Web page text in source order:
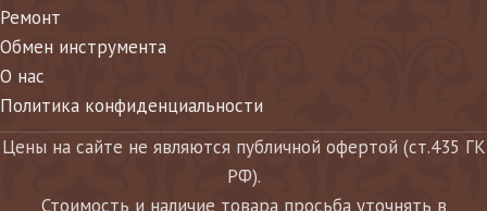
Ремонт
Обмен инструмента
О нас
Политика конфиденциальности
Цены на сайте не являются публичной офертой (ст.435 ГК
РФ).
Стоимость и наличие товара просьба уточнять в